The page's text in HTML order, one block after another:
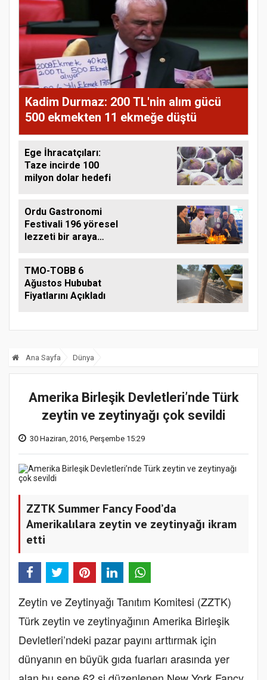
Kadim Durmaz: 200 TL'nin alım gücü
500 ekmekten 11 ekmeğe düştü
Ege İhracatçıları:
Taze incirde 100
milyon dolar hedefi
Ordu Gastronomi
Festivali 196 yöresel
lezzeti bir araya
TMO-TOBB 6
Ağustos Hububat
Fiyatlarını Açıkladı
Ana Sayfa Dünya
Amerika Birleşik Devletleri’nde Türk
zeytin ve zeytinyağı çok sevildi
30 Haziran, 2016, Perşembe 15:29
ZZTK Summer Fancy Food’da
Amerikalılara zeytin ve zeytinyağı ikram
etti
Zeytin ve Zeytinyağı Tanıtım Komitesi (ZZTK)
Türk zeytin ve zeytinyağının Amerika Birleşik
Devletleri’ndeki pazar payını arttırmak için
dünyanın en büyük gıda fuarları arasında yer